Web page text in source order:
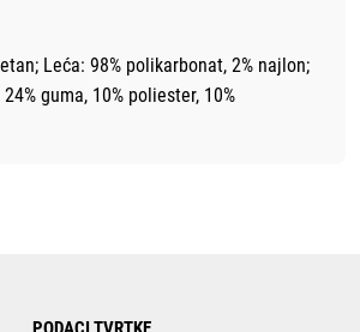
Leća: 98% polikarbonat, 2% najlon;
guma, 10% poliester, 10%